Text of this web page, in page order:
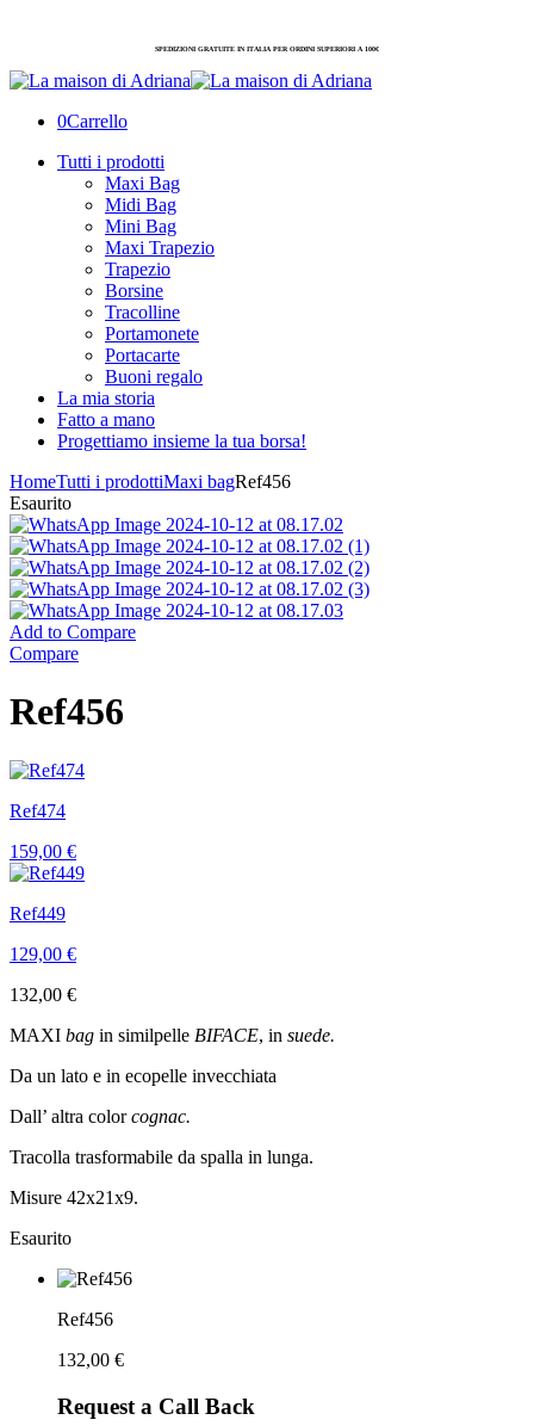
SPEDIZIONI GRATUITE IN ITALIA PER ORDINI SUPERIORI A 100€
0Carrello
Tutti i prodotti
Maxi Bag
Midi Bag
Mini Bag
Maxi Trapezio
Trapezio
Borsine
Tracolline
Portamonete
Portacarte
Buoni regalo
La mia storia
Fatto a mano
Progettiamo insieme la tua borsa!
HomeTutti i prodottiMaxi bagRef456
Esaurito
Add to Compare
Compare
Ref456
Ref474
159,00 €
Ref449
129,00 €
132,00 €
MAXI bag in similpelle BIFACE, in suede.
Da un lato e in ecopelle invecchiata
Dall’ altra colorcognac.
Tracolla trasformabile da spalla in lunga.
Misure 42x21x9.
Esaurito
Ref456
132,00 €
Request a Call Back